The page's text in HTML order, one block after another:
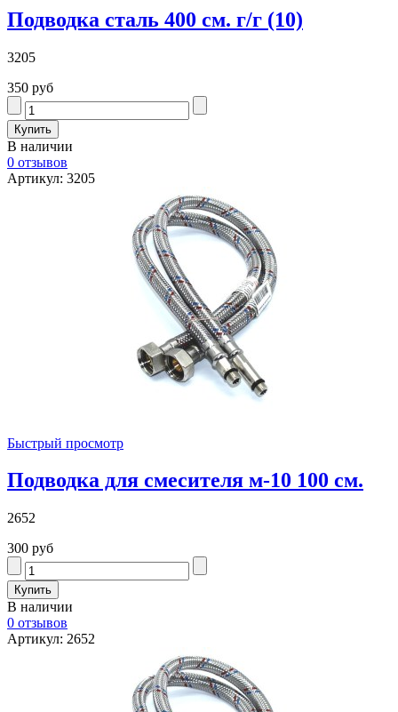
Подводка сталь 400 см. г/г (10)
3205
350 руб
В наличии
0 отзывов
Артикул: 3205
Быстрый просмотр
Подводка для смесителя м-10 100 см.
2652
300 руб
В наличии
0 отзывов
Артикул: 2652